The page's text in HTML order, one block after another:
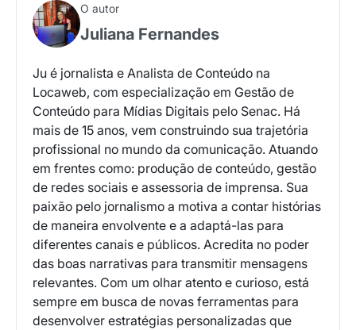
O autor
Juliana Fernandes
Ju é jornalista e Analista de Conteúdo na
Locaweb, com especialização em Gestão de
Conteúdo para Mídias Digitais pelo Senac. Há
mais de 15 anos, vem construindo sua trajetória
profissional no mundo da comunicação. Atuando
em frentes como: produção de conteúdo, gestão
de redes sociais e assessoria de imprensa. Sua
paixão pelo jornalismo a motiva a contar histórias
de maneira envolvente e a adaptá-las para
diferentes canais e públicos. Acredita no poder
das boas narrativas para transmitir mensagens
relevantes. Com um olhar atento e curioso, está
sempre em busca de novas ferramentas para
desenvolver estratégias personalizadas que